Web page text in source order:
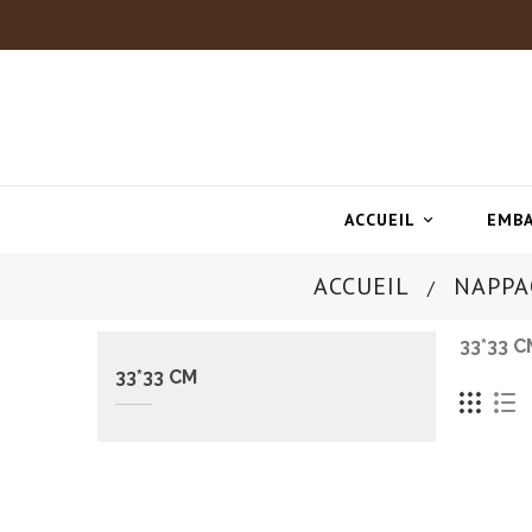

ACCUEIL
ACCUEIL
33*33 CM
33*33